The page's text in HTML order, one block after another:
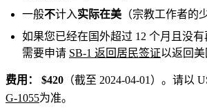
一般不计入实际在美 （宗教工作者的
如果您已经在国外超过 12 个月且没
需要申请 SB-1 返回居民签证以返回美
费用： $420 （截至 2024-04-01）。请以
G‑1055为准。